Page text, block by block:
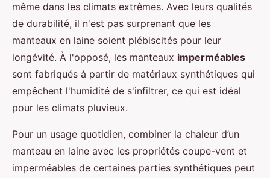
même dans les climats extrêmes. Avec leurs qualités
de durabilité, il n'est pas surprenant que les
manteaux en laine soient plébiscités pour leur
longévité. À l'opposé, les manteaux imperméables
sont fabriqués à partir de matériaux synthétiques qui
empêchent l'humidité de s'infiltrer, ce qui est idéal
pour les climats pluvieux.
Pour un usage quotidien, combiner la chaleur d’un
manteau en laine avec les propriétés coupe-vent et
imperméables de certaines parties synthétiques peut